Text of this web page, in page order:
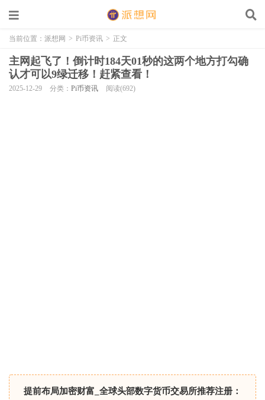
当前位置： 派想网 > Pi币资讯 > 正文
主网起飞了！倒计时184天01秒的这两个地方打勾确
认才可以9绿迁移！赶紧查看！
2025-12-29 分类： Pi币资讯 阅读(692)
提前布局加密财富_全球头部数字货币交易所推荐注册：